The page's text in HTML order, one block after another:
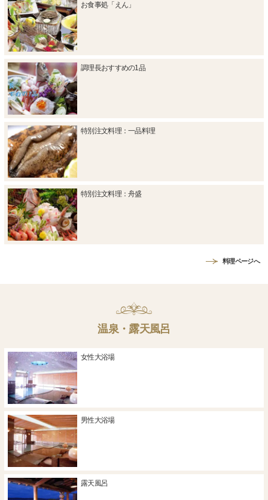
お食事処「えん」
調理長おすすめの1品
特別注文料理：一品料理
特別注文料理：舟盛
料理ページへ
温泉・露天風呂
女性大浴場
男性大浴場
露天風呂